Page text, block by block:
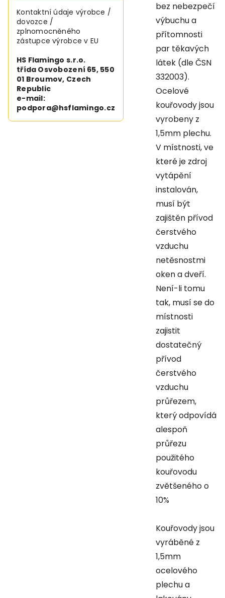
Kontaktní údaje výrobce /
dovozce /
zplnomocněného
zástupce výrobce v EU
HS Flamingo s.r.o.
třída Osvobození 65, 550
01 Broumov, Czech
Republic
e-mail:
podpora@hsflamingo.cz
bez nebezpečí
výbuchu a
přítomnosti
par těkavých
látek (dle ČSN
332003).
Ocelové
kouřovody jsou
vyrobeny z
1,5mm plechu.
V místnosti, ve
které je zdroj
vytápění
instalován,
musí být
zajištěn přívod
čerstvého
vzduchu
netěsnostmi
oken a dveří.
Není-li tomu
tak, musí se do
místnosti
zajistit
dostatečný
přívod
čerstvého
vzduchu
průřezem,
který odpovídá
alespoň
průřezu
použitého
kouřovodu
zvětšeného o
10%
Kouřovody jsou
vyráběné z
1,5mm
ocelového
plechu a